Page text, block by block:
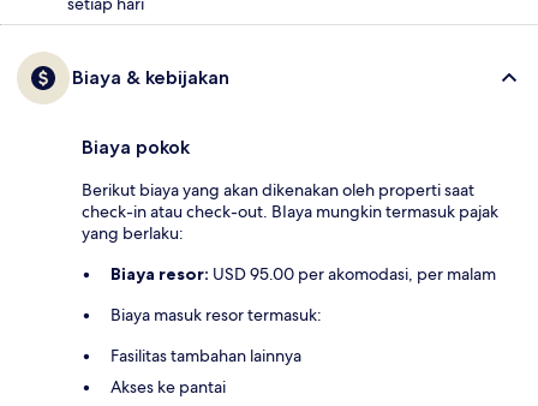
Biaya & kebijakan
Biaya pokok
Berikut biaya yang akan dikenakan oleh properti saat
check-in atau check-out. BIaya mungkin termasuk pajak
yang berlaku:
Biaya resor: USD 95.00 per akomodasi, per malam
Biaya masuk resor termasuk:
Fasilitas tambahan lainnya
Akses ke pantai